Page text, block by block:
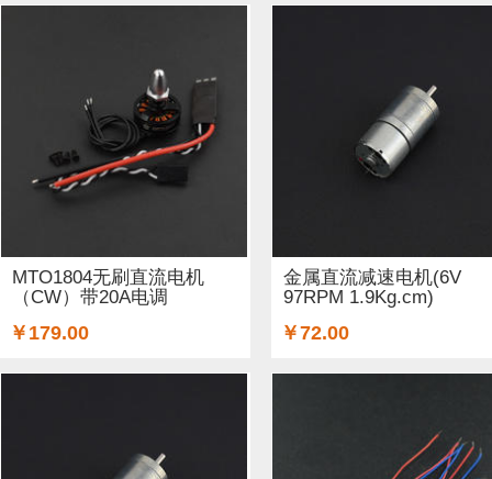
MTO1804无刷直流电机
（CW）带20A电调
￥179.00
金属直流减速电机(6V
97RPM 1.9Kg.cm)
￥72.00